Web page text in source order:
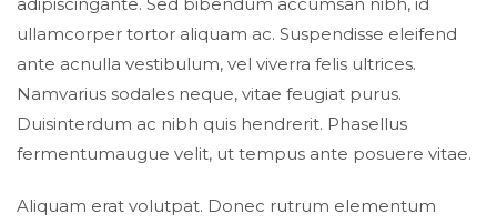
ullamcorper tortor aliquam ac. Suspendisse eleifend
ante acnulla vestibulum, vel viverra felis ultrices.
Namvarius sodales neque, vitae feugiat purus.
Duisinterdum ac nibh quis hendrerit. Phasellus
fermentumaugue velit, ut tempus ante posuere vitae.
Aliquam erat volutpat. Donec rutrum elementum